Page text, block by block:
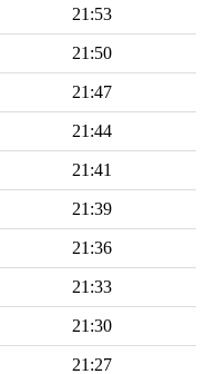
21:53
21:50
21:47
21:44
21:41
21:39
21:36
21:33
21:30
21:27